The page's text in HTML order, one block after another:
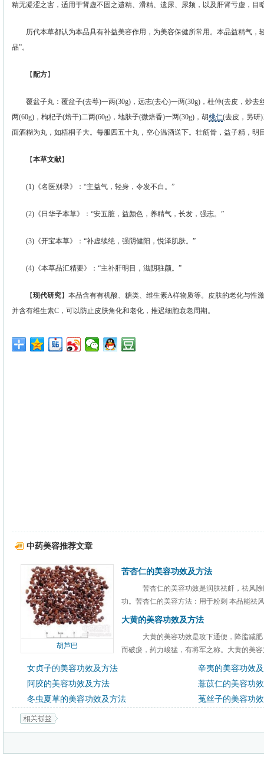
精无凝涩之害，适用于肾虚不固之遗精、滑精、遗尿、尿频，以及肝肾亏虚，目
历代本草都认为本品具有补益美容作用，为美容保健所常用。本品益精气，
品”。
【 配方】
覆盆子丸：覆盆子(去萼)一两(30g)，远志(去心)一两(30g)，杜仲(去皮，炒去
两(60g)，枸杞子(焙干)二两(60g)，地肤子(微焙香)一两(30g)，胡桃仁(去皮，另研
面酒糊为丸，如梧桐子大。每服四五十丸，空心温酒送下。壮筋骨，益子精，明
【本草文献】
(1)《名医别录》：“主益气，轻身，令发不白。”
(2)《日华子本草》：“安五脏，益颜色，养精气，长发，强志。”
(3)《开宝本草》：“补虚续绝，强阴健阳，悦泽肌肤。”
(4)《本草品汇精要》：“主补肝明目，滋阴驻颜。”
【现代研究】本品含有有机酸、糖类、维生素A样物质等。皮肤的老化与性
并含有维生素C，可以防止皮肤角化和老化，推迟细胞衰老周期。
中药美容推荐文章
胡芦巴
苦杏仁的美容功效及方法
苦杏仁的美容功效是润肤祛皯，祛风
功。苦杏仁的美容方法：用于粉刺 本品能祛
大黄的美容功效及方法
大黄的美容功效是攻下通便，降脂减
而破瘀，药力峻猛，有将军之称。大黄的美
女贞子的美容功效及方法
辛夷的美容功效
阿胶的美容功效及方法
薏苡仁的美容功
冬虫夏草的美容功效及方法
菟丝子的美容功